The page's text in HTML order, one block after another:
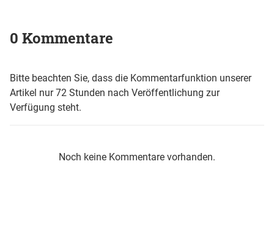
0 Kommentare
Bitte beachten Sie, dass die Kommentarfunktion unserer
Artikel nur 72 Stunden nach Veröffentlichung zur
Verfügung steht.
Noch keine Kommentare vorhanden.